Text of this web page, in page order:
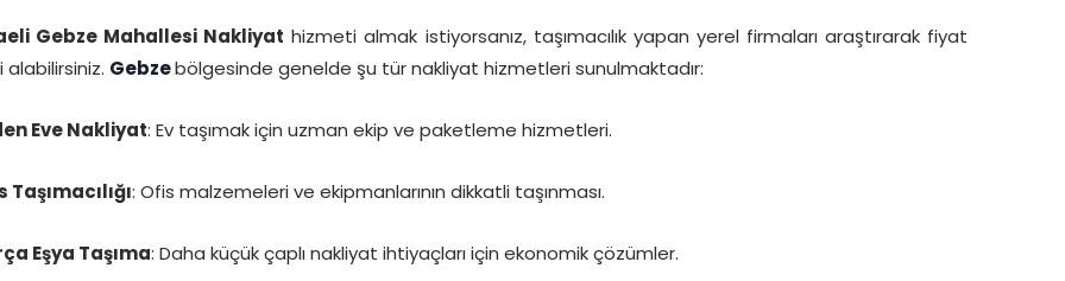
Gebze Mahallesi Nakliyat hizmeti almak istiyorsanız, taşımacılık yapan yerel firmaları araştırarak fiyat
alabilirsiniz. Gebzebölgesinde genelde şu tür nakliyat hizmetleri sunulmaktadır:
Eve Nakliyat: Ev taşımak için uzman ekip ve paketleme hizmetleri.
Taşımacılığı: Ofis malzemeleri ve ekipmanlarının dikkatli taşınması.
Eşya Taşıma: Daha küçük çaplı nakliyat ihtiyaçları için ekonomik çözümler.